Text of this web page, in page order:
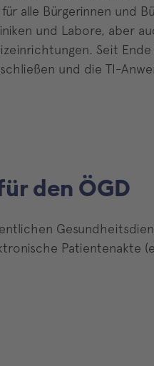
alle Bürgerinnen und
und Labore, aber
Seit
und die TI-
den ÖGD
Patientenakte